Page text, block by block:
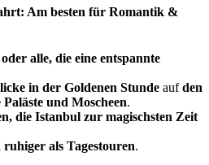
Am besten für Romantik &
alle, die eine entspannte
in der Goldenen Stunde aufden
und Moscheen.
die Istanbul zur magischsten Zeit
als Tagestouren.